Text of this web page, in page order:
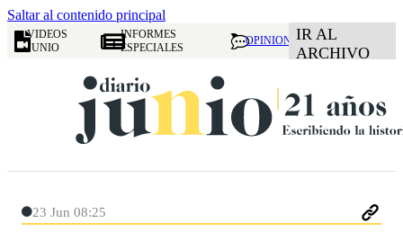
Saltar al contenido principal
VIDEOS
JUNIO
INFORMES
ESPECIALES
OPINION IR AL
ARCHIVO
23 Jun 08:25